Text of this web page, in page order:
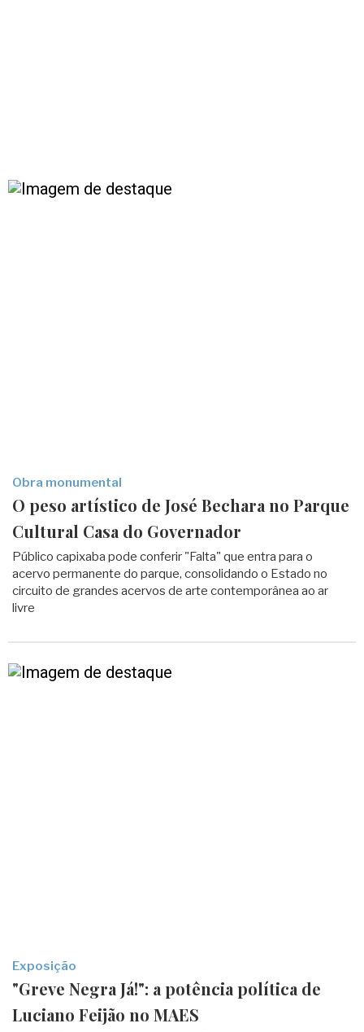
Obra monumental
O peso artístico de José Bechara no Parque
Cultural Casa do Governador
Público capixaba pode conferir "Falta" que entra para o
acervo permanente do parque, consolidando o Estado no
circuito de grandes acervos de arte contemporânea ao ar
livre
Exposição
"Greve Negra Já!": a potência política de
Luciano Feijão no MAES